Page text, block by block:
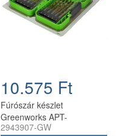
10.575 Ft
Fúrószár készlet
Greenworks APT-
22TCHDB-GW 22 darabos
2943907-GW